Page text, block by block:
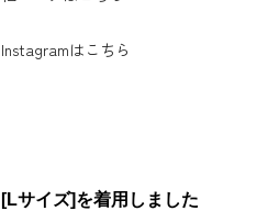
Instagramはこちら
[Lサイズ]を着用しました